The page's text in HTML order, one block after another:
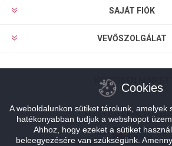
SAJÁT FIÓK
VEVŐSZOLGÁLAT
KÖVESSEN MINKET
FIZETÉSI
Cookies
A weboldalunkon sütiket tárolunk, amelyek
hatékonyabban tudjuk a webshopot
Ahhoz, hogy ezeket a sütiket
beleegyezésére van szükségünk.